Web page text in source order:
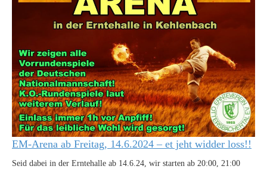
EM-Arena ab Freitag, 14.6.2024 – et jeht widder loss!!
Seid dabei in der Erntehalle ab 14.6.24, wir starten ab 20:00, 21:00